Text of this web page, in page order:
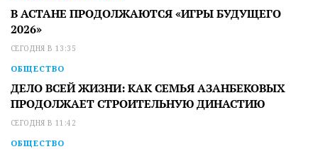
В АСТАНЕ ПРОДОЛЖАЮТСЯ «ИГРЫ БУДУЩЕГО
2026»
СЕГОДНЯ В 13:35
ОБЩЕСТВО
ДЕЛО ВСЕЙ ЖИЗНИ: КАК СЕМЬЯ АЗАНБЕКОВЫХ
ПРОДОЛЖАЕТ СТРОИТЕЛЬНУЮ ДИНАСТИЮ
СЕГОДНЯ В 11:42
ОБЩЕСТВО